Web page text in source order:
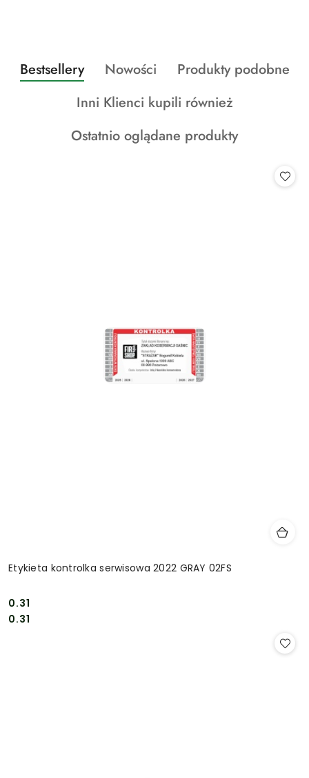
Pomiń karuzelę produktów
Produkty
o
Bestsellery
Produkty
statusie:
Nowości
Produkty
statusie:
Produkty podobne
Produkty
statusie:
Inni Klienci kupili również
Produkty
Ostatnio oglądane produkty
Etykieta kontrolka serwisowa 2022 GRAY 02FS
Cena:
0.31
Cena:
0.31